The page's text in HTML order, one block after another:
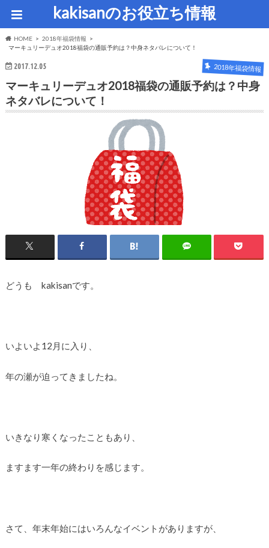
kakisanのお役立ち情報
HOME
2018年福袋情報
マーキュリーデュオ2018福袋の通販予約は？中身ネタバレについて！
2017.12.05 2018年福袋情報
マーキュリーデュオ2018福袋の通販予約は？中身
ネタバレについて！
どうも kakisanです。
いよいよ12月に入り、
年の瀬が迫ってきましたね。
いきなり寒くなったこともあり、
ますます一年の終わりを感じます。
さて、年末年始にはいろんなイベントがありますが、